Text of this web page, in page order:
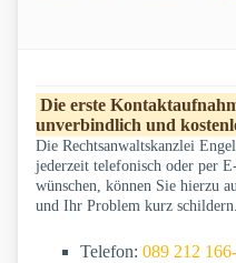
Die erste
unverbindlich und
Die Rechtsanwaltskanzlei
jederzeit telefonisch oder per
wünschen, können Sie hierzu
und Ihr Problem kurz schildern.
Telefon: 089 212